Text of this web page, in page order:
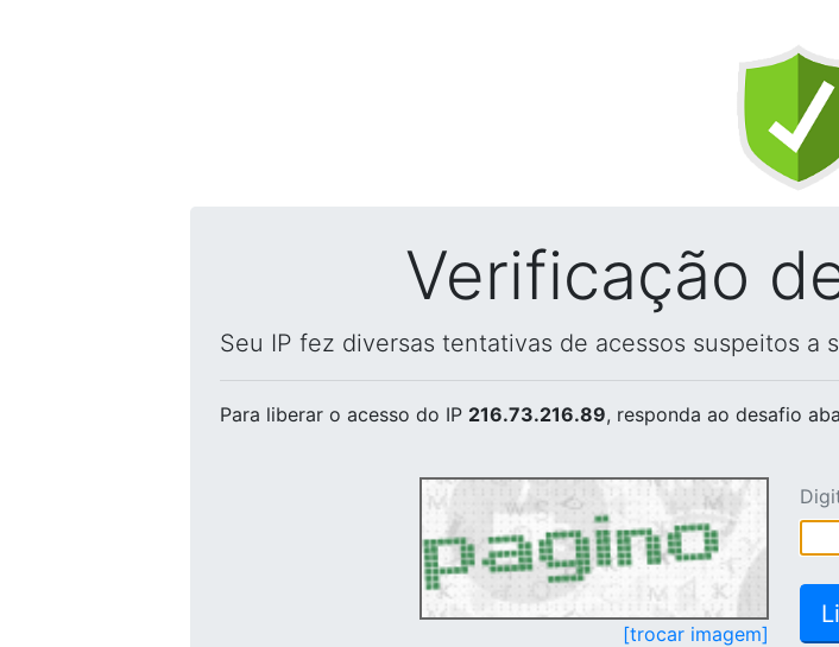
Verificação
Seu IP fez diversas tentativas de acessos suspeitos a
Para liberar o acesso do IP 216.73.216.89, responda ao desafio
[trocar imagem]